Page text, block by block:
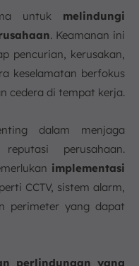
untuk melindungi
. Keamanan ini
pencurian, kerusakan,
keselamatan berfokus
cedera di tempat kerja.
dalam menjaga
perusahaan.
implementasi
CCTV, sistem alarm,
perimeter yang dapat
perlindungan yang